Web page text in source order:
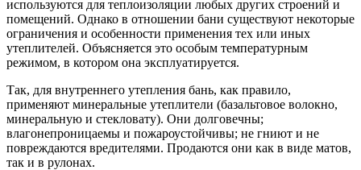
используются для теплоизоляции любых других строений и
помещений. Однако в отношении бани существуют некоторые
ограничения и особенности применения тех или иных
утеплителей. Объясняется это особым температурным
режимом, в котором она эксплуатируется.
Так, для внутреннего утепления бань, как правило,
применяют минеральные утеплители (базальтовое волокно,
минеральную и стекловату). Они долговечны;
влагонепроницаемы и пожароустойчивы; не гниют и не
повреждаются вредителями. Продаются они как в виде матов,
так и в рулонах.